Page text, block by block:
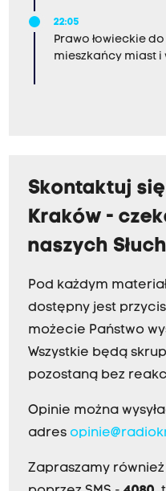
22:05
Prawo łowieckie
mieszkańcy miast i
Skontaktuj
Kraków -
naszych
Pod każdym
dostępny jest
możecie Państwo
Wszystkie będą
pozostaną bez
Opinie można
adres
Zapraszamy